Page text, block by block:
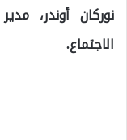
نوركان أوندر،
الاجتماع.